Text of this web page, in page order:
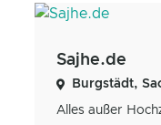
Sajhe.de
Burgstädt,
Alles außer